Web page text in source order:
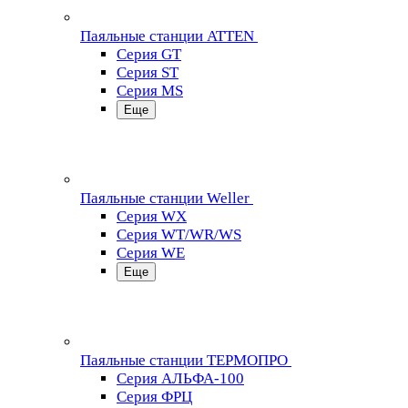
Паяльные станции ATTEN
Серия GT
Серия ST
Серия MS
Еще
Паяльные станции Weller
Серия WX
Серия WT/WR/WS
Серия WE
Еще
Паяльные станции ТЕРМОПРО
Серия АЛЬФА-100
Серия ФРЦ